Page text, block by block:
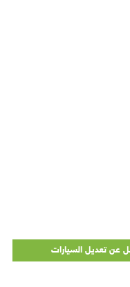
عن تعديل السيارات